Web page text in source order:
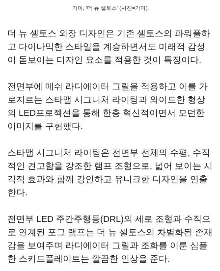
기아, '더 뉴 셀토스' (사진=기아)
더 뉴 셀토스 외장 디자인은 기존 셀토스의 파워풀하
고 다이나믹한 스타일을 계승하면서도 미래적 감성
이 돋보이는 디자인 요소를 적용한 것이 특징이다.
전면부에 메쉬 라디에이터 그릴을 적용하고 이를 가
로지르는 스타맵 시그니처 라이팅과 와이드한 형상
의 LED프로젝션을 통해 한층 혁신적이면서 모던한
이미지를 구현했다.
스타맵 시그니처 라이팅은 전면부 전체의 수평, 수직
적인 견고함을 강조한 램프 조형으로, 넓어 보이는 시
각적 효과와 함께 강인하고 유니크한 디자인을 연출
한다.
전면부 LED 주간주행등(DRL)의 세로 조형과 수직으
로 연계된 포그 램프는 더 뉴 셀토스의 차별화된 존재
감을 보여주며 라디에이터 그릴과 조화를 이룬 심플
한 스키드플레이트는 깔끔한 인상을 준다.